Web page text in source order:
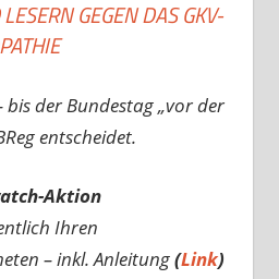
GEGEN DAS GKV-
der Bundestag „vor der
entscheidet.
Aktion
Ihren
– inkl. Anleitung(Link)